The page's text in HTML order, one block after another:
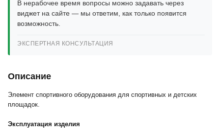
В нерабочее время вопросы можно задавать через
виджет на сайте — мы ответим, как только появится
возможность.
ЭКСПЕРТНАЯ КОНСУЛЬТАЦИЯ
Описание
Элемент спортивного оборудования для спортивных и детских
площадок.
Эксплуатация изделия